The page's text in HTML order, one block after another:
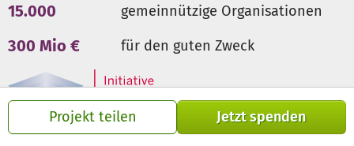
Projekt teilen Jetzt spenden
15.000 gemeinnützige Organisationen
300 Mio € für den guten Zweck